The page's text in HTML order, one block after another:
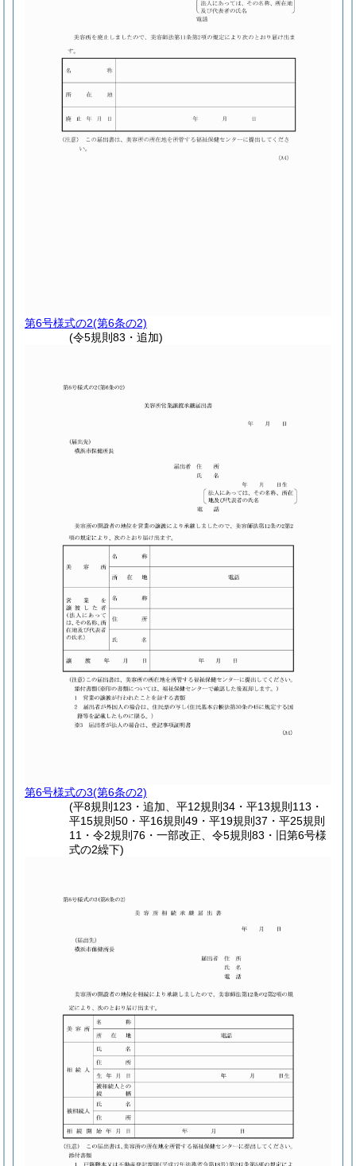
第6号様式の2(第6条の2)
(令5規則83・追加)
第6号様式の3(第6条の2)
(平8規則123・追加、平12規則34・平13規則113・
平15規則50・平16規則49・平19規則37・平25規則
11・令2規則76・一部改正、令5規則83・旧第6号様
式の2繰下)